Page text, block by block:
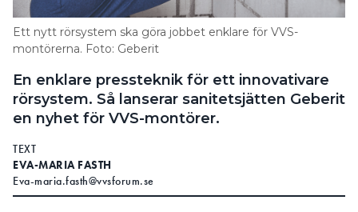
Information om GDPR
Search for:
SEARCH
Ett nytt rörsystem ska göra jobbet enklare för VVS-
montörerna. Foto: Geberit
En enklare pressteknik för ett innovativare
rörsystem. Så lanserar sanitetsjätten Geberit
en nyhet för VVS-montörer.
TEXT
EVA-MARIA FASTH
Eva-maria.fasth@vvsforum.se